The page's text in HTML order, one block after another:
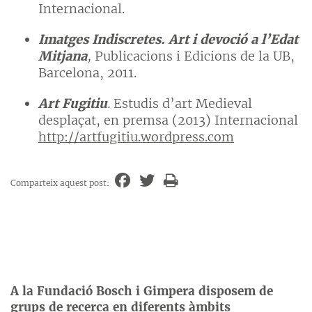
Internacional.
Imatges Indiscretes. Art i devoció a l’Edat
Mitjana, Publicacions i Edicions de la UB,
Barcelona, 2011.
Art Fugitiu. Estudis d’art Medieval
desplaçat, en premsa (2013) Internacional
http://artfugitiu.wordpress.com
Comparteix aquest post:
A la Fundació Bosch i Gimpera disposem de
grups de recerca en diferents àmbits